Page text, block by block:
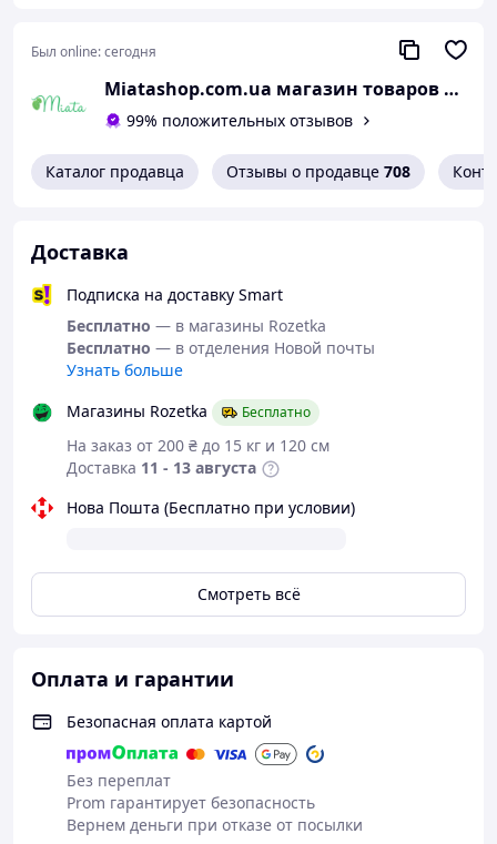
Был online:сегодня
Miatashop.com.ua магазин товаров из США
99% положительных отзывов
Каталог продавца Отзывы о продавце 708
Доставка
Подписка на доставку Smart
Бесплатно — в магазины Rozetka
Бесплатно — в отделения Новой почты
Узнать больше
Магазины Rozetka
Бесплатно
На заказ от 200 ₴ до 15 кг и 120 см
Доставка 11 - 13 августа
Нова Пошта (Бесплатно при условии)
Смотреть всё
Оплата и гарантии
Безопасная оплата картой
Без переплат
Prom гарантирует безопасность
Вернем деньги при отказе от посылки